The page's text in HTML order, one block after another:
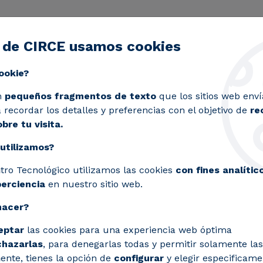
Servicios Laboratorios
circular busca expertos para desarrollar nuevos
innovación en
desarrollar
su conocimiento en economía
CIRCE usamos cookies
pequeños fragmentos de textoque los sitios web
recordar los detalles y preferencias con el objetivo de
tu visita.
Tecnológico utilizamos las cookies con fines
en nuestro sitio web.
las cookies para una experiencia web óptima
, para denegarlas todas y permitir solamente
tienes la opción de configurary elegir